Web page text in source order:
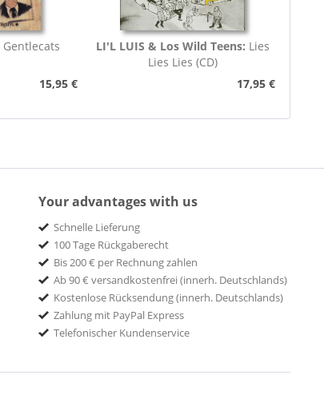
Gentlecats
15,95 €
LI'L LUIS & Los Wild Teens: Lies
Lies Lies (CD)
17,95 €
Your advantages with us
Schnelle Lieferung
100 Tage Rückgaberecht
Bis 200 € per Rechnung zahlen
Ab 90 € versandkostenfrei (innerh. Deutschlands)
Kostenlose Rücksendung (innerh. Deutschlands)
Zahlung mit PayPal Express
Telefonischer Kundenservice